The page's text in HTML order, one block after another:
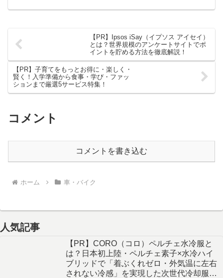
【PR】Ipsos iSay（イプソス アイセイ）
とは？世界規模のアンケートサイトでポ
イントを貯める方法を徹底解説！
【PR】子育てをもっとお得に・楽しく・
賢く！入学準備から食事・学び・ファッ
ションまで厳選5サービス特集！
コメント
コメントを書き込む
ホーム 車・バイク
人気記事
【PR】CORO（コロ）ペルチェ水冷服と
は？日本初上陸・ペルチェ素子×水冷ハイ
ブリッドで「着ぶくれゼロ・外気温に左右
されない冷感」を実現した次世代冷却服を